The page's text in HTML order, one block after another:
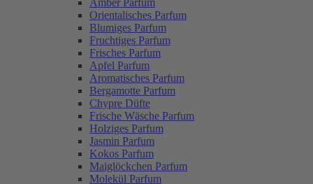
Amber Parfum
Orientalisches Parfum
Blumiges Parfum
Fruchtiges Parfum
Frisches Parfum
Apfel Parfum
Aromatisches Parfum
Bergamotte Parfum
Chypre Düfte
Frische Wäsche Parfum
Holziges Parfum
Jasmin Parfum
Kokos Parfum
Maiglöckchen Parfum
Molekül Parfum